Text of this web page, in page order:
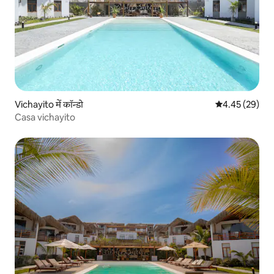
Vichayito में कॉन्डो औसत रेटिंग 5 में
4.45 (29)
Casa vichayito